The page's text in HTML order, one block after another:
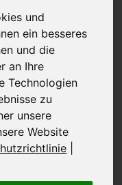
und
ein besseres
und die
an Ihre
Technologien
zu
unsere
Website